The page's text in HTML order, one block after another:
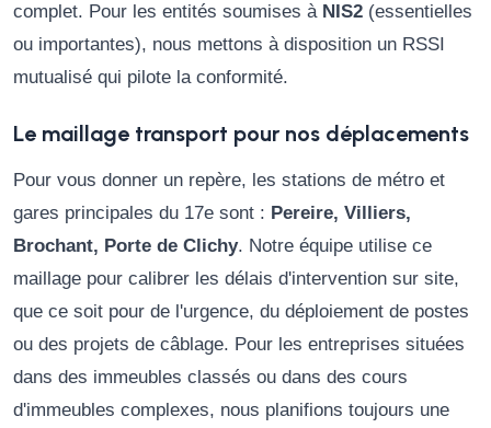
complet. Pour les entités soumises à NIS2 (essentielles
ou importantes), nous mettons à disposition un RSSI
mutualisé qui pilote la conformité.
Le maillage transport pour nos déplacements
Pour vous donner un repère, les stations de métro et
gares principales du 17e sont : Pereire, Villiers,
Brochant, Porte de Clichy. Notre équipe utilise ce
maillage pour calibrer les délais d'intervention sur site,
que ce soit pour de l'urgence, du déploiement de postes
ou des projets de câblage. Pour les entreprises situées
dans des immeubles classés ou dans des cours
d'immeubles complexes, nous planifions toujours une